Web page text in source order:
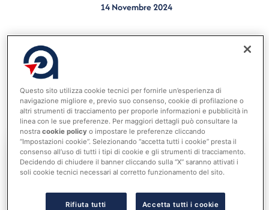
14 Novembre 2024
Pubblicata la nota di chiarimento condivisa con il
MASAF sulle spese ammissibili per ottenere il rimborso
per il tramite dell’Anci delle spese sostenute per la
comunicazione ai beneficiari dell’assegnazione della
“Carta dedicata a te” (News del 13 novembre 2024
ANCI).
Accedi al tuo account per
Nome utente o indirizzo email
Questo sito utilizza cookie tecnici per fornirle un’esperienza di
navigazione migliore e, previo suo consenso, cookie di profilazione o
altri strumenti di tracciamento per proporle informazioni e pubblicità in
linea con le sue preferenze. Per maggiori dettagli può consultare la
nostracookie policy o impostare le preferenze cliccando
“Impostazioni cookie”. Selezionando “accetta tutti i cookie” presta il
consenso all’uso di tutti i tipi di cookie e gli strumenti di tracciamento.
Decidendo di chiudere il banner cliccando sulla “X” saranno attivati i
soli cookie tecnici necessari al corretto funzionamento del sito.
Rifiuta tutti Accetta tutti i cookie